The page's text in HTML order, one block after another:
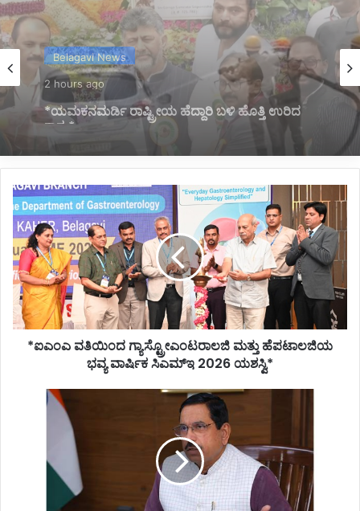
Karnataka News
2 hours ago
*ಲಾಲ್ ಬಾಗ್ ಮಾದರಿ 3 ಉದ್ಯಾನ ನಿರ್ಮಾಣಕ್ಕೆ ಚಿಂತನೆ:
ಸಿಎಂ ಡಿ.ಕೆ.ಶಿವಕುಮಾರ್*
*ಐಎಂಎ
ವತಿಯಿಂದ
ಗ್ಯಾಸ್ಟ್ರೋಎಂಟರಾಲಜಿ
ಮತ್ತು
ಹೆಪಟಾಲಜಿಯ
ಭವ್ಯ
ವಾರ್ಷಿಕ
ಸಿಎಮ್‌ಇ
2026
ಯಶಸ್ವಿ*
*ಐಎಂಎ ವತಿಯಿಂದ ಗ್ಯಾಸ್ಟ್ರೋಎಂಟರಾಲಜಿ ಮತ್ತು ಹೆಪಟಾಲಜಿಯ
ಭವ್ಯ ವಾರ್ಷಿಕ ಸಿಎಮ್‌ಇ 2026 ಯಶಸ್ವಿ*
*ಎಲ್‌ಪಿಜಿ,
ಮಾಡುವುದು
ಅನಿವಾರ್ಯ: